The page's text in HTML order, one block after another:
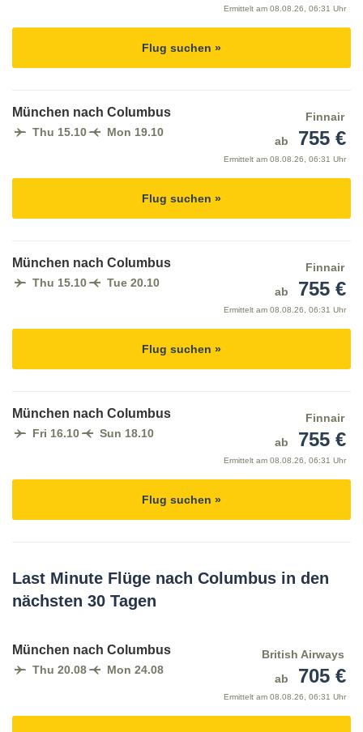
Ermittelt am 08.08.26, 06:31 Uhr
Flug suchen »
München nach Columbus
Thu 15.10 Mon 19.10
Finnair
ab
755 €
Ermittelt am 08.08.26, 06:31 Uhr
Flug suchen »
München nach Columbus
Thu 15.10 Tue 20.10
Finnair
ab
755 €
Ermittelt am 08.08.26, 06:31 Uhr
Flug suchen »
München nach Columbus
Fri 16.10 Sun 18.10
Finnair
ab
755 €
Ermittelt am 08.08.26, 06:31 Uhr
Flug suchen »
Last Minute Flüge nach Columbus in den
nächsten 30 Tagen
München nach Columbus
Thu 20.08 Mon 24.08
British Airways
ab
705 €
Ermittelt am 08.08.26, 06:31 Uhr